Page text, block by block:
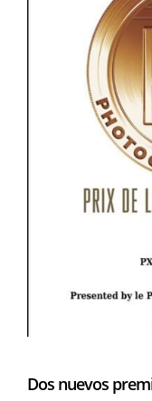
Dos nuevos